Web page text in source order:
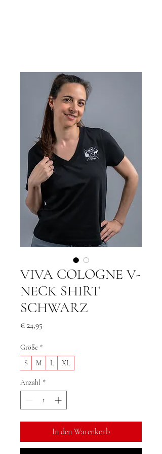
VIVA COLOGNE V-
NECK SHIRT
SCHWARZ
€ 24,95
Größe *
S
M L XL
Anzahl *
In den Warenkorb